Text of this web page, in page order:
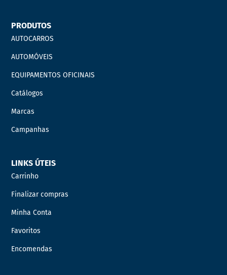
PRODUTOS
AUTOCARROS
AUTOMÓVEIS
EQUIPAMENTOS OFICINAIS
Catálogos
Marcas
Campanhas
LINKS ÚTEIS
Carrinho
Finalizar compras
Minha Conta
Favoritos
Encomendas